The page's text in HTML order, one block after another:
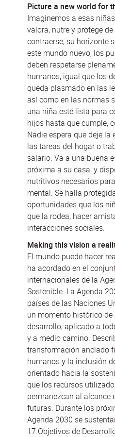
Picture a new world for
Imaginemos a esas
valora, nutre y protege
contraerse, su horizonte
este mundo nuevo, los
deben respetarse
humanos, igual que los
queda plasmado en las
así como en las normas
una niña esté lista para
hijos hasta que cumple,
Nadie espera que deje
las tareas del hogar o
salario. Va a una buena
próxima a su casa, y
nutritivos necesarios
mental. Se halla
oportunidades que los
que la rodea, hacer
interacciones sociales.
Making this vision a
El mundo puede hacer
ha acordado en el
internacionales de la
Sostenible. La Agenda
países de las Naciones
un momento histórico
desarrollo, aplicado a
y a medio camino.
transformación anclado
humanos y la inclusión
orientado hacia la
que los recursos
permanezcan al alcance
futuras. Durante los
Agenda 2030 se
17 Objetivos de